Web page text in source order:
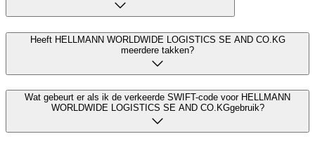
Heeft HELLMANN WORLDWIDE LOGISTICS SE AND CO.KG
meerdere takken?
Wat gebeurt er als ik de verkeerde SWIFT-code voor HELLMANN
WORLDWIDE LOGISTICS SE AND CO.KGgebruik?